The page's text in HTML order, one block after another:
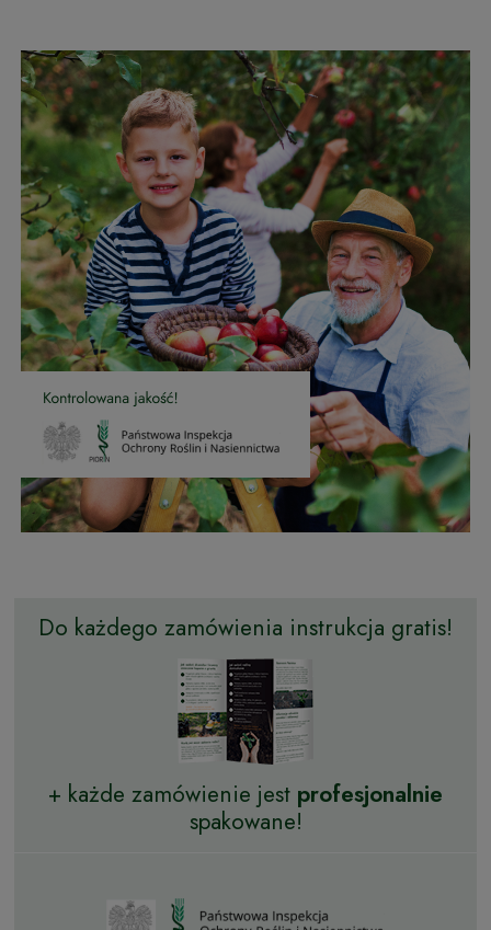
Do każdego zamówienia instrukcja gratis!
+ każde zamówienie jest profesjonalnie
spakowane!